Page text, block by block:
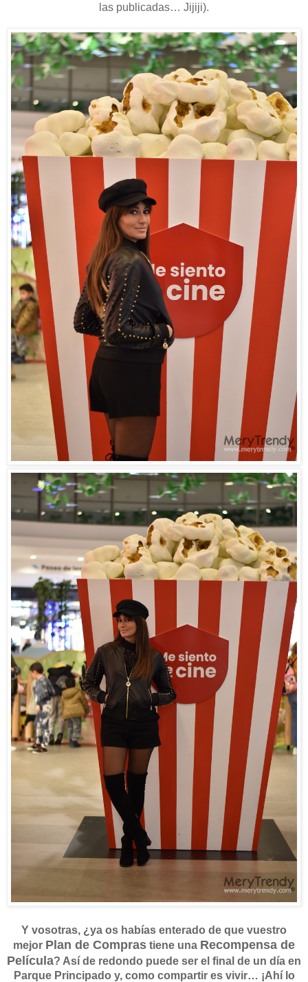
las publicadas… Jijiji).
Y vosotras, ¿ya os habías enterado de que vuestro
mejor Plan de Compras tiene una Recompensa de
Película? Así de redondo puede ser el final de un día en
Parque Principado y, como compartir es vivir… ¡Ahí lo